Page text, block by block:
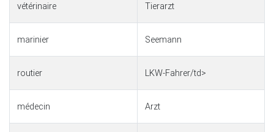
vétérinaire Tierarzt
marinier Seemann
routier LKW-Fahrer/td>
médecin Arzt